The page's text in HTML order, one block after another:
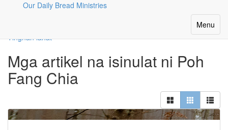
Our Daily Bread Ministries
Toggle
Menu
Ang Aming Mga Manunulat
Tingnan lahat
Mga artikel na isinulat ni Poh
Fang Chia